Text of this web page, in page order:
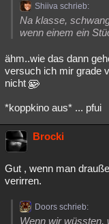
Shiiva schrieb:
Na klasse,
wenn einem ein
ähm..wie das dann
versuch ich mir grade
nicht
*koppkino aus* ... pfui
Brocki
Gut , wenn man
verirren.
Doors schrieb:
Wenn wir wüssten,